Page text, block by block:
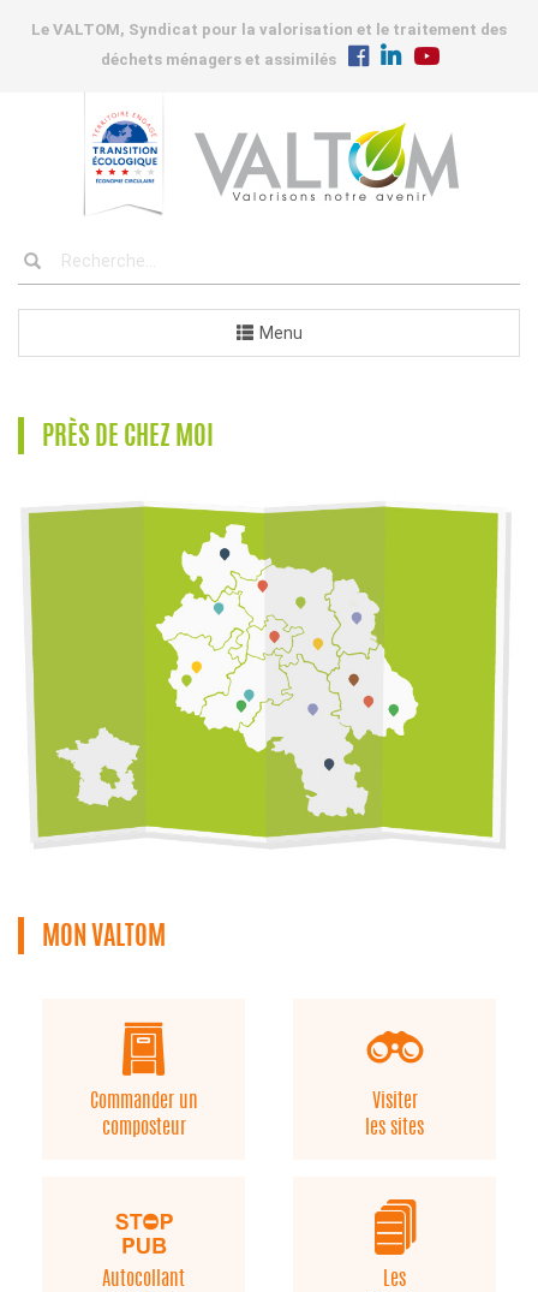
Le VALTOM, Syndicat pour la valorisation et le traitement des
déchets ménagers et assimilés
Menu
PRÈS DE CHEZ MOI
MON VALTOM
Commander un
composteur
Visiter
les sites
Autocollant
Les